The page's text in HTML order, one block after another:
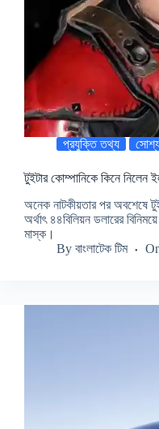
প্রযুক্তি তথ্য
টুইটার কোম্পানিকে কিনে নিলেন
অনেক নাটকীয়তার পর অবশেষে
অর্থাৎ ৪৪বিলিয়ন ডলারের
মাস্ক।
By বাংলাটেক টিম